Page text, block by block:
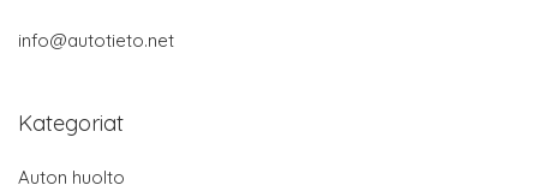
info@autotieto.net
Kategoriat
Auton huolto